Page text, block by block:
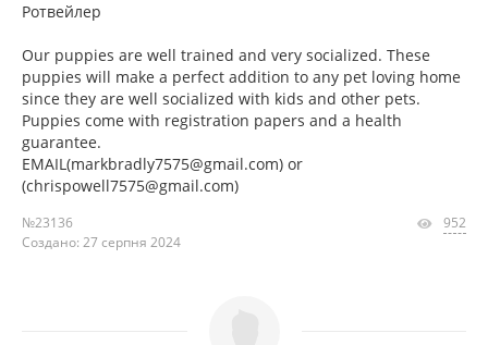
Ротвейлер
Our puppies are well trained and very socialized. These
puppies will make a perfect addition to any pet loving home
since they are well socialized with kids and other pets.
Puppies come with registration papers and a health
guarantee.
EMAIL(markbradly7575@gmail.com) or
(chrispowell7575@gmail.com)
№23136
Создано: 27 серпня 2024
952